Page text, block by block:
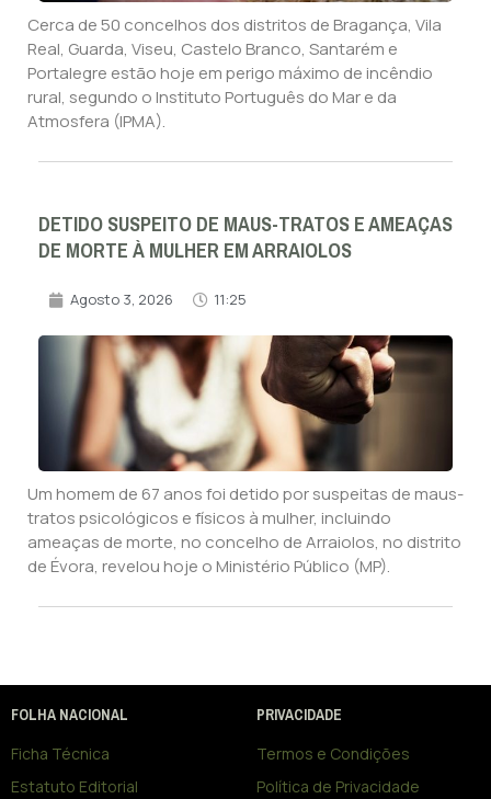
Cerca de 50 concelhos dos distritos de Bragança, Vila
Real, Guarda, Viseu, Castelo Branco, Santarém e
Portalegre estão hoje em perigo máximo de incêndio
rural, segundo o Instituto Português do Mar e da
Atmosfera (IPMA).
DETIDO SUSPEITO DE MAUS-TRATOS E AMEAÇAS
DE MORTE À MULHER EM ARRAIOLOS
Agosto 3, 2026 11:25
Um homem de 67 anos foi detido por suspeitas de maus-
tratos psicológicos e físicos à mulher, incluindo
ameaças de morte, no concelho de Arraiolos, no distrito
de Évora, revelou hoje o Ministério Público (MP).
FOLHA NACIONAL
Ficha Técnica
Estatuto Editorial
PRIVACIDADE
Termos e Condições
Política de Privacidade